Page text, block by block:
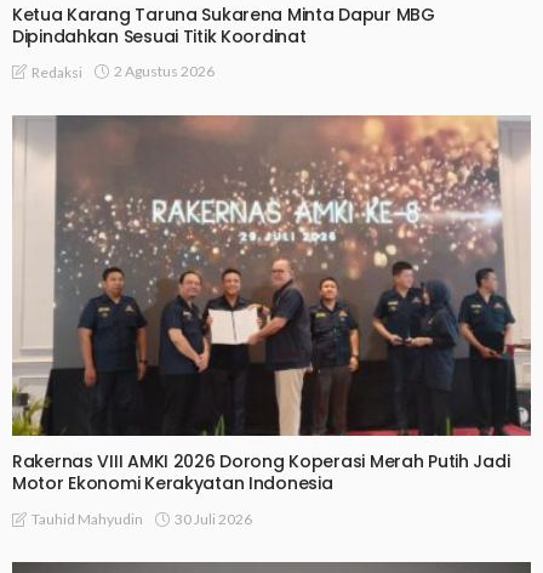
Ketua Karang Taruna Sukarena Minta Dapur MBG
Dipindahkan Sesuai Titik Koordinat
Redaksi 2 Agustus 2026
Rakernas VIII AMKI 2026 Dorong Koperasi Merah Putih Jadi
Motor Ekonomi Kerakyatan Indonesia
Tauhid Mahyudin 30 Juli 2026